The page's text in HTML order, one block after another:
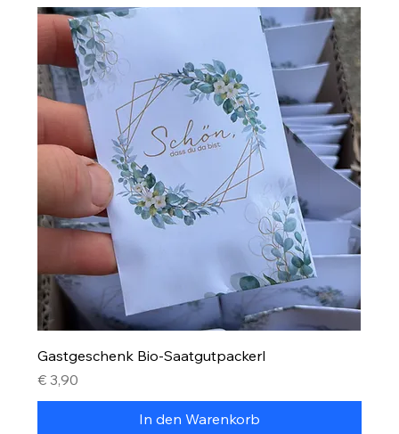
Gastgeschenk Bio-Saatgutpackerl
Preis
€ 3,90
In den Warenkorb